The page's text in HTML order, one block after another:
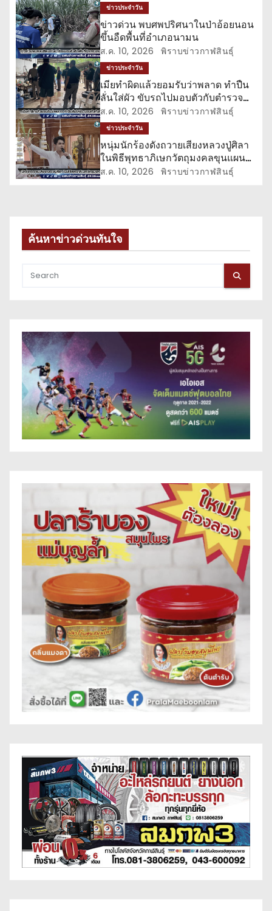
ว
เ
รื่
อ
ง
ข่าวประจำวัน
ข่าวด่วน พบศพปริศนาในป่าอ้อยนอน
ขึ้นอืดพื้นที่อำเภอนามน
ส.ค. 10, 2026 พิราบข่าวกาฬสินธุ์
ข่าวประจำวัน
เมียทำผิดแล้วยอมรับว่าพลาด ทำปืน
ลั่นใส่ผัว ขับรถไปมอบตัวกับตำรวจ
ทันที
ส.ค. 10, 2026 พิราบข่าวกาฬสินธุ์
ข่าวประจำวัน
หนุ่มนักร้องดังถวายเสียงหลวงปู่ศิลา
ในพิธีพุทธาภิเษกวัตถุมงคลขุนแผน
วาระสุดท้าย
ส.ค. 10, 2026 พิราบข่าวกาฬสินธุ์
ค้นหาข่าวด่วนทันใจ